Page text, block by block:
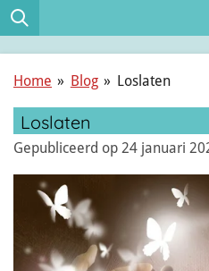
Ga
de
hoofdinhoud
Home » Blog » Loslaten
Loslaten
Gepubliceerd op 24 januari